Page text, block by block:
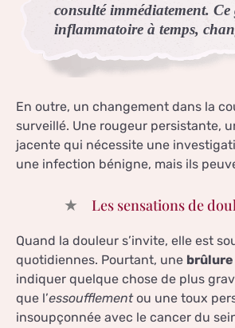
consulté immédiatement.
inflammatoire à temps,
En outre, un changement dans la
surveillé. Une rougeur persistante,
jacente qui nécessite une
une infection bénigne, mais ils
Les sensations de
Quand la douleur s’invite, elle est
quotidiennes. Pourtant, une brûlure
indiquer quelque chose de plus
que l’essoufflementou une toux
insoupçonnée avec le cancer du